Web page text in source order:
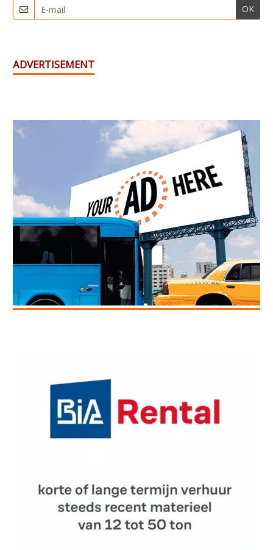
OK
ADVERTISEMENT